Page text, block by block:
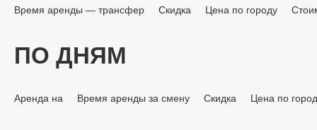
Время аренды — трансфер Скидка Цена по городу
ПО ДНЯМ
Аренда на Время аренды за смену Скидка Цена по